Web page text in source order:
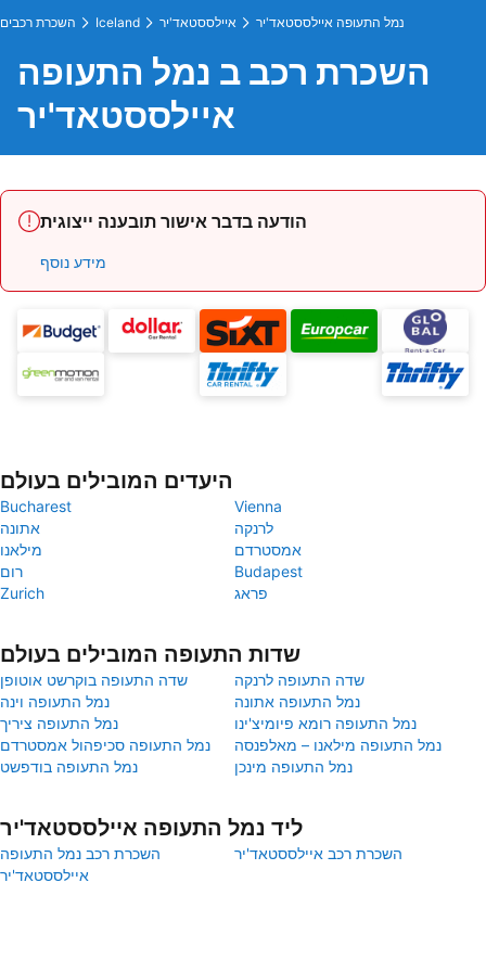
השכרת רכבים Iceland איילססטאד'יר נמל התעופה איילססטאד'יר
השכרת רכב ב נמל התעופה
איילססטאד'יר
הודעה בדבר אישור תובענה ייצוגית
מידע נוסף
היעדים המובילים בעולם
Bucharest
Vienna
אתונה
לרנקה
מילאנו
אמסטרדם
רום
Budapest
Zurich
פראג
שדות התעופה המובילים בעולם
שדה התעופה בוקרשט אוטופן
שדה התעופה לרנקה
נמל התעופה וינה
נמל התעופה אתונה
נמל התעופה ציריך
נמל התעופה רומא פיומיצ'ינו
נמל התעופה סכיפהול אמסטרדם
נמל התעופה מילאנו – מאלפנסה
נמל התעופה בודפשט
נמל התעופה מינכן
ליד נמל התעופה איילססטאד'יר
השכרת רכב נמל התעופה
איילססטאד'יר
השכרת רכב איילססטאד'יר